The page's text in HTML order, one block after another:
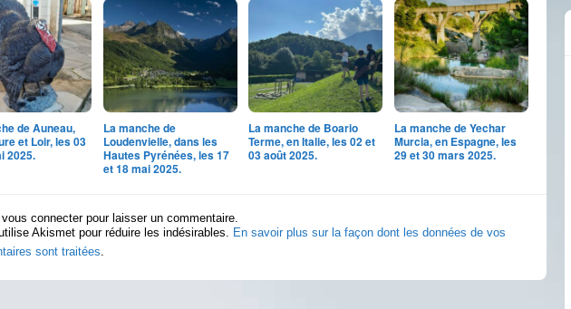
de Auneau,
et Loir, les 03
2025.
La manche de
Loudenvielle, dans les
Hautes Pyrénées, les 17
et 18 mai 2025.
La manche de Boario
Terme, en Italie, les 02 et
03 août 2025.
La manche de Yechar
Murcia, en Espagne, les
29 et 30 mars 2025.
connecter pour laisser un commentaire.
Akismet pour réduire les indésirables.
En savoir plus sur la façon dont les données de vos
sont traitées